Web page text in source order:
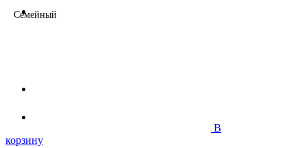
Семейный
В
корзину